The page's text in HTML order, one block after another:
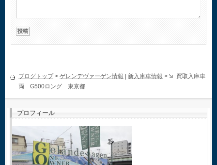
ブログトップ> ゲレンデヴァーゲン情報 新入庫車情報 >
買取入庫車
両 G500ロング 東京都
プロフィール